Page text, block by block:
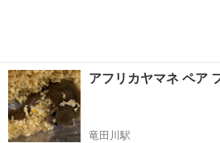
アフリカヤマネ ペア
竜田川駅